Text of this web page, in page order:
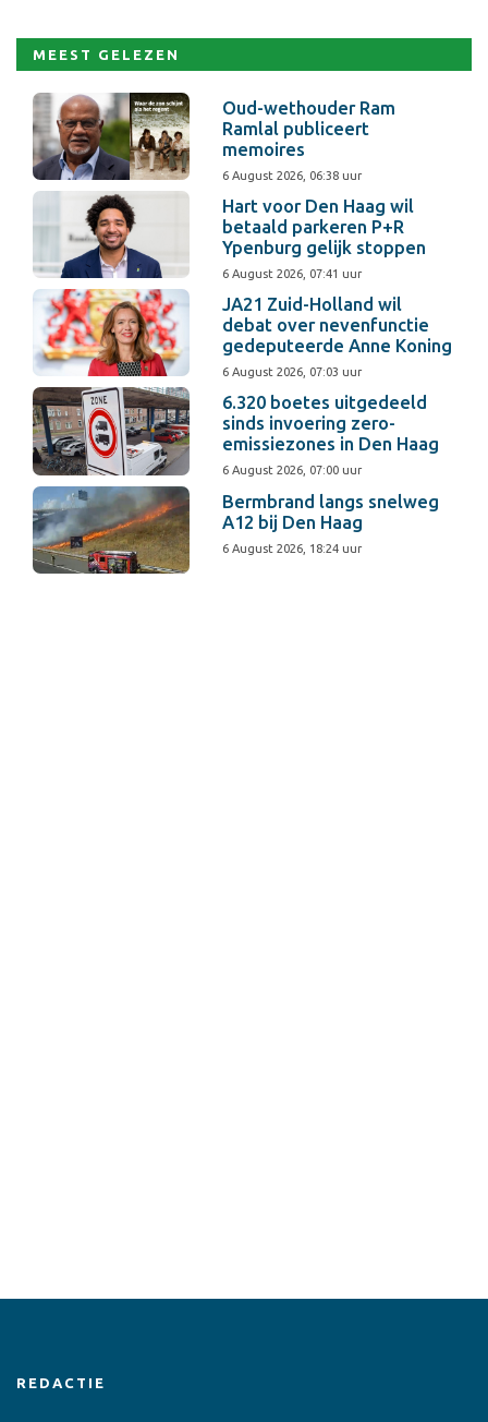
MEEST GELEZEN
Oud-wethouder Ram
Ramlal publiceert
memoires
6 August 2026, 06:38 uur
Hart voor Den Haag wil
betaald parkeren P+R
Ypenburg gelijk stoppen
6 August 2026, 07:41 uur
JA21 Zuid-Holland wil
debat over nevenfunctie
gedeputeerde Anne Koning
6 August 2026, 07:03 uur
6.320 boetes uitgedeeld
sinds invoering zero-
emissiezones in Den Haag
6 August 2026, 07:00 uur
Bermbrand langs snelweg
A12 bij Den Haag
6 August 2026, 18:24 uur
REDACTIE